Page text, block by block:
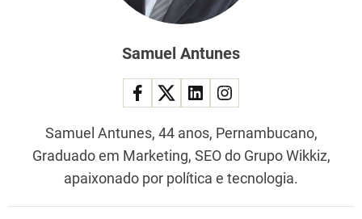
Samuel Antunes
Samuel Antunes, 44 anos, Pernambucano,
Graduado em Marketing, SEO do Grupo Wikkiz,
apaixonado por política e tecnologia.